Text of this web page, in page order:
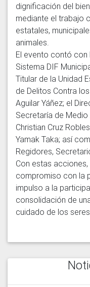
dignificación del
mediante el trabajo
estatales,
animales.
El evento contó con
Sistema DIF
Titular de la Unidad
de Delitos Contra
Aguilar Yáñez; el
Secretaría de
Christian Cruz
Yamak Taka; así
Regidores,
Con estas
compromiso con la
impulso a la
consolidación de